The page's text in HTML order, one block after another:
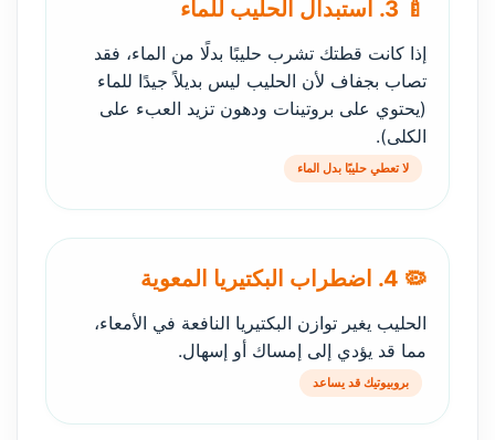
🍼 3. استبدال الحليب للماء
إذا كانت قطتك تشرب حليبًا بدلًا من الماء، فقد
تصاب بجفاف لأن الحليب ليس بديلاً جيدًا للماء
(يحتوي على بروتينات ودهون تزيد العبء على
الكلى).
لا تعطي حليبًا بدل الماء
🦠 4. اضطراب البكتيريا المعوية
الحليب يغير توازن البكتيريا النافعة في الأمعاء،
مما قد يؤدي إلى إمساك أو إسهال.
بروبيوتيك قد يساعد